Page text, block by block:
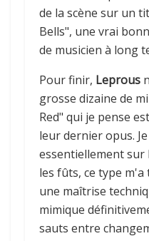
de la scène sur un
Bells", une vrai
de musicien à long
Pour finir, Leprous
grosse dizaine de
Red" qui je pense
leur dernier opus.
essentiellement sur
les fûts, ce type
une maîtrise
mimique
sauts entre